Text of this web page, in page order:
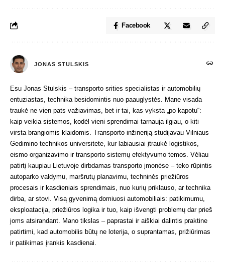
Facebook
JONAS STULSKIS
Esu Jonas Stulskis – transporto srities specialistas ir automobilių
entuziastas, technika besidomintis nuo paauglystės. Mane visada
traukė ne vien pats važiavimas, bet ir tai, kas vyksta „po kapotu“:
kaip veikia sistemos, kodėl vieni sprendimai tarnauja ilgiau, o kiti
virsta brangiomis klaidomis. Transporto inžineriją studijavau Vilniaus
Gedimino technikos universitete, kur labiausiai įtraukė logistikos,
eismo organizavimo ir transporto sistemų efektyvumo temos. Vėliau
patirtį kaupiau Lietuvoje dirbdamas transporto įmonėse – teko rūpintis
autoparko valdymu, maršrutų planavimu, techninės priežiūros
procesais ir kasdieniais sprendimais, nuo kurių priklauso, ar technika
dirba, ar stovi. Visą gyvenimą domiuosi automobiliais: patikimumu,
eksploatacija, priežiūros logika ir tuo, kaip išvengti problemų dar prieš
joms atsirandant. Mano tikslas – paprastai ir aiškiai dalintis praktine
patirtimi, kad automobilis būtų ne loterija, o suprantamas, prižiūrimas
ir patikimas įrankis kasdienai.